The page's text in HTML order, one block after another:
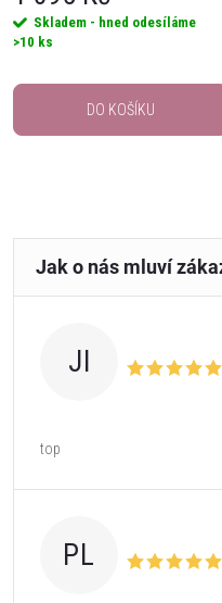
Skladem - hned odesíláme
>10 ks
DO KOŠÍKU
JI
top
PL